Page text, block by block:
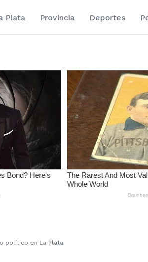
Plata Provincia Deportes
político en La Plata